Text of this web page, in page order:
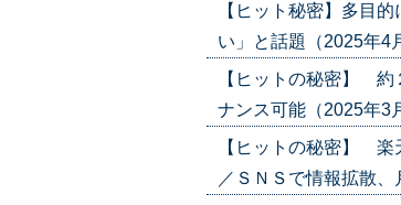
【ヒット秘密】多目
い」と話題（2025年4
【ヒットの秘密】 約
ナンス可能（2025年3
【ヒットの秘密】
／ＳＮＳで情報拡散